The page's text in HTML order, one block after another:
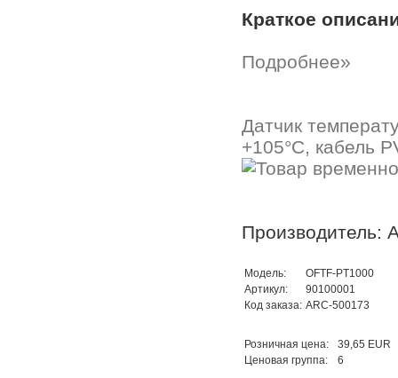
Краткое
Подробнее»
Датчик
+105°C, кабель
Производитель:
Модель:
OFTF-PT1000
Артикул:
90100001
Код заказа: ARC-500173
Розничная цена:
39,65 EUR
Ценовая группа:
6